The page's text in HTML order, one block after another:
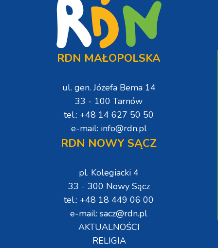
RDN MAŁOPOLSKA
ul. gen. Józefa Bema 14
33 - 100 Tarnów
tel.: +48 14 627 50 50
e-mail: info@rdn.pl
RDN NOWY SĄCZ
pl. Kolegiacki 4
33 - 300 Nowy Sącz
tel.: +48 18 449 06 00
e-mail: sacz@rdn.pl
AKTUALNOŚCI
RELIGIA